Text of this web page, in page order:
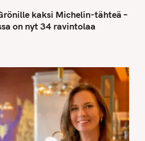
kaksi Michelin-tähteä –
on nyt 34 ravintolaa